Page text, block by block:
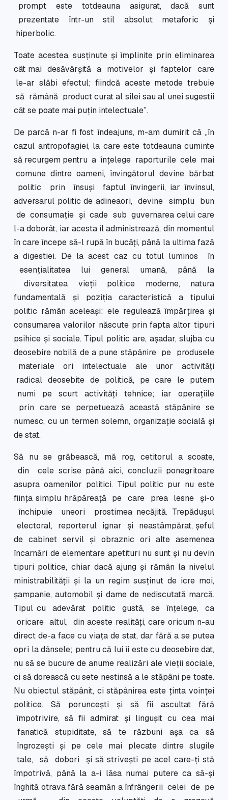
prompt este totdeauna asigurat, dacă sunt
prezentate într-un stil absolut metaforic şi
hiperbolic.
Toate acestea, susţinute şi împlinite prin eliminarea
cât mai desăvârşită a motivelor şi faptelor care
le-ar slăbi efectul; fiindcă aceste metode trebuie
să rămână product curat al silei sau al unei sugestii
cât se poate mai puţin intelectuale”.
De parcă n-ar fi fost îndeajuns, m-am dumirit că „în
cazul antropofagiei, la care este totdeauna cuminte
să recurgem pentru a înţelege raporturile cele mai
comune dintre oameni, învingătorul devine bărbat
politic prin însuşi faptul învingerii, iar învinsul,
adversarul politic de adineaori, devine simplu bun
de consumaţie şi cade sub guvernarea celui care
l-a doborât, iar acesta îl administrează, din momentul
în care începe să-l rupă în bucăţi, până la ultima fază
a digestiei. De la acest caz cu totul luminos în
esenţialitatea lui general umană, până la
diversitatea vieţii politice moderne, natura
fundamentală şi poziţia caracteristică a tipului
politic rămân aceleaşi: ele regulează împărţirea şi
consumarea valorilor născute prin fapta altor tipuri
psihice şi sociale. Tipul politic are, aşadar, slujba cu
deosebire nobilă de a pune stăpânire pe produsele
materiale ori intelectuale ale unor activităţi
radical deosebite de politică, pe care le putem
numi pe scurt activităţi tehnice; iar operaţiile
prin care se perpetuează această stăpânire se
numesc, cu un termen solemn, organizaţie socială şi
de stat.
Să nu se grăbească, mă rog, cetitorul a scoate,
din cele scrise până aici, concluzii ponegritoare
asupra oamenilor politici. Tipul politic pur nu este
fiinţa simplu hrăpăreaţă pe care prea lesne şi-o
închipuie uneori prostimea necăjită. Trepăduşul
electoral, reporterul ignar şi neastâmpărat, şeful
de cabinet servil şi obraznic ori alte asemenea
încarnări de elementare apetituri nu sunt şi nu devin
tipuri politice, chiar dacă ajung şi rămân la nivelul
ministrabilităţii şi la un regim susţinut de icre moi,
şampanie, automobil şi dame de nediscutată marcă.
Tipul cu adevărat politic gustă, se înţelege, ca
oricare altul, din aceste realităţi, care oricum n-au
direct de-a face cu viaţa de stat, dar fără a se putea
opri la dânsele; pentru că lui îi este cu deosebire dat,
nu să se bucure de anume realizări ale vieţii sociale,
ci să dorească cu sete nestinsă a le stăpâni pe toate.
Nu obiectul stăpânit, ci stăpânirea este ţinta voinţei
politice. Să porunceşti şi să fii ascultat fără
împotrivire, să fii admirat şi linguşit cu cea mai
fanatică stupiditate, să te răzbuni aşa ca să
îngrozeşti şi pe cele mai plecate dintre slugile
tale, să dobori şi să striveşti pe acel care-ţi stă
împotrivă, până la a-i lăsa numai putere ca să-şi
înghită otrava fără seamăn a înfrângerii celei de pe